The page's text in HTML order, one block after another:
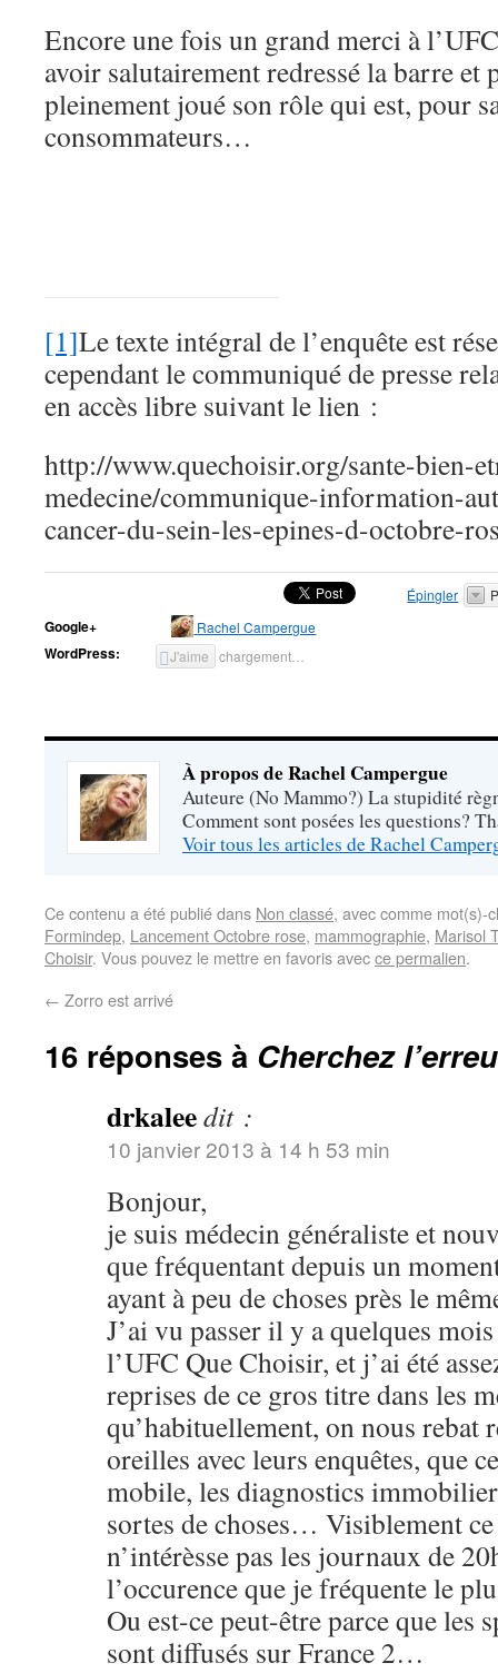
Encore une fois un grand merci à
avoir salutairement redressé la barre et
pleinement joué son rôle qui est, pour
consommateurs…
[1]Le texte intégral de l’enquête est
cependant le communiqué de presse
en accès libre suivant le lien :
http://www.quechoisir.org/sante-bien-
medecine/communique-information-
cancer-du-sein-les-epines-d-octobre-
Épingler
Google+ Rachel Campergue
WordPress: J'aime chargement…
À propos de Rachel Campergue
Auteure (No Mammo?) La stupidité
Comment sont posées les questions?
Voir tous les articles de Rachel
Ce contenu a été publié dans Non classé, avec comme mot(s)-
Formindep, Lancement Octobre rose, mammographie, Marisol
Choisir. Vous pouvez le mettre en favoris avecce permalien.
← Zorro est arrivé
16 réponses à Cherchez
drkaleedit :
10 janvier 2013 à 14 h 53 min
Bonjour,
je suis médecin généraliste et
que fréquentant depuis un
ayant à peu de choses près le
J’ai vu passer il y a quelques
l’UFC Que Choisir, et j’ai été
reprises de ce gros titre dans les
qu’habituellement, on nous rebat
oreilles avec leurs enquêtes, que
mobile, les diagnostics
sortes de choses… Visiblement
n’intérèsse pas les journaux de
l’occurence que je fréquente le
Ou est-ce peut-être parce que les
sont diffusés sur France 2…